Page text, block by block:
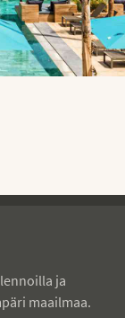
ja
maailmaa.